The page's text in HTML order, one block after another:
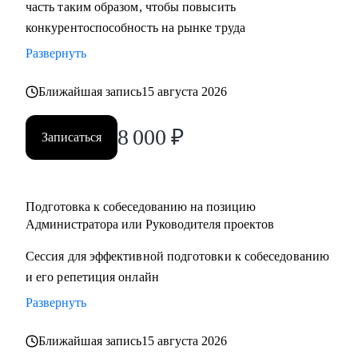
часть таким образом, чтобы повысить
конкурентоспособность на рынке труда
Развернуть
Ближайшая запись15 августа 2026
Записаться 8 000 ₽
Подготовка к собеседованию на позицию
Администратора или Руководителя проектов
Сессия для эффективной подготовки к собеседованию
и его репетиция онлайн
Развернуть
Ближайшая запись15 августа 2026